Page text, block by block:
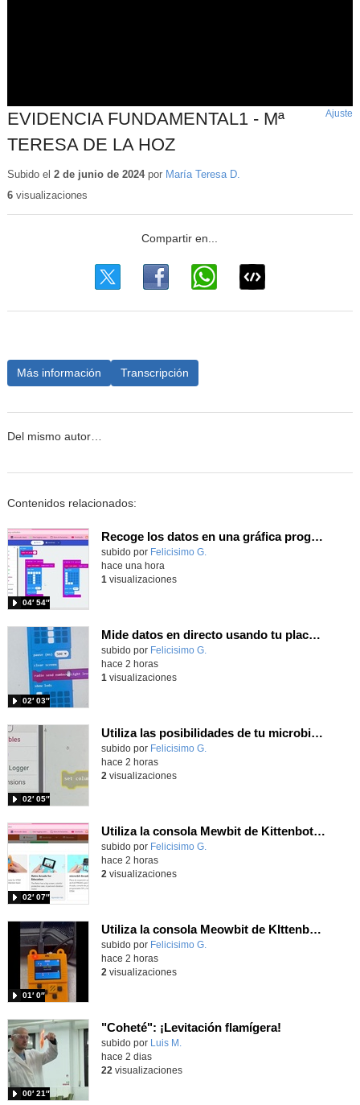
EVIDENCIA FUNDAMENTAL1 - Mª
TERESA DE LA HOZ
Ajuste
Subido el 2 de junio de 2024por María Teresa D.
6visualizaciones
Más información Transcripción
Del mismo autor…
Contenidos relacionados:
Recoge los datos en una gráfica programando tu placa microbit con MakeCode y conoce la Tª y nivel de luz en este eclipse
Contenido educativo.
subido por Felicisimo G.
04′ 54″
hace una hora
1 visualizaciones
Mide datos en directo usando tu placa microbit y programando con MakeCode dos placas conectadas por radio
Contenido educativo.
subido por Felicisimo G.
02′ 03″
hace 2 horas
1 visualizaciones
Utiliza las posibilidades de tu microbit programando com MakeCode para medir temperatura y nivel de luz con Datalogger
Contenido educativo.
subido por Felicisimo G.
02′ 05″
hace 2 horas
2 visualizaciones
Utiliza la consola Mewbit de Kittenbot para llevar tus juegos arcade de MakeCode a tu mano
Contenido educativo.
subido por Felicisimo G.
02′ 07″
hace 2 horas
2 visualizaciones
Utiliza la consola Meowbit de KIttenbot para jugar con tus programas MakeCode Arcade
Contenido educativo.
subido por Felicisimo G.
01′ 0″
hace 2 horas
2 visualizaciones
"Coheté": ¡Levitación flamígera!
Contenido educativo.
subido por Luis M.
00′ 21″
hace 2 dias
22 visualizaciones